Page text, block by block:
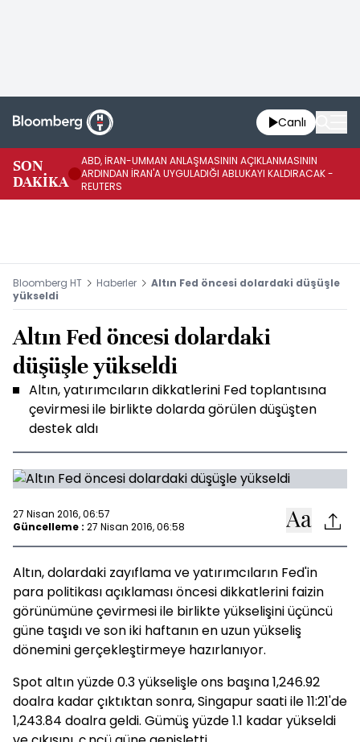
Canlı
SON
DAKİKA
ABD, İRAN-UMMAN ANLAŞMASININ AÇIKLANMASININ
ARDINDAN İRAN'A UYGULADIĞI ABLUKAYI KALDIRACAK -
REUTERS
Bloomberg HT Haberler
Altın Fed öncesi dolardaki düşüşle
yükseldi
Altın Fed öncesi dolardaki
düşüşle yükseldi
Altın, yatırımcıların dikkatlerini Fed toplantısına
çevirmesi ile birlikte dolarda görülen düşüşten
destek aldı
27 Nisan 2016, 06:57
Güncelleme : 27 Nisan 2016, 06:58
Altın, dolardaki zayıflama ve yatırımcıların Fed'in
para politikası açıklaması öncesi dikkatlerini faizin
görünümüne çevirmesi ile birlikte yükselişini üçüncü
güne taşıdı ve son iki haftanın en uzun yükseliş
dönemini gerçekleştirmeye hazırlanıyor.
Spot altın yüzde 0.3 yükselişle ons başına 1,246.92
doalra kadar çıktıktan sonra, Singapur saati ile 11:21'de
1,243.84 doalra geldi. Gümüş yüzde 1.1 kadar yükseldi